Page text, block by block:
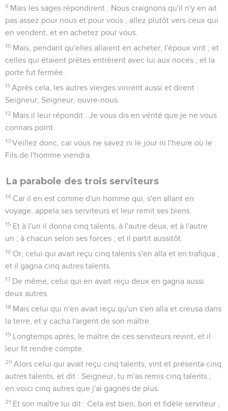
9 Mais les sages répondirent : Nous craignons qu'il n'y en ait
pas assez pour nous et pour vous ; allez plutôt vers ceux qui
en vendent, et en achetez pour vous.
10 Mais, pendant qu'elles allaient en acheter, l'époux vint ; et
celles qui étaient prêtes entrèrent avec lui aux noces ; et la
porte fut fermée.
11 Après cela, les autres vierges vinrent aussi et dirent :
Seigneur, Seigneur, ouvre-nous.
12 Mais il leur répondit : Je vous dis en vérité que je ne vous
connais point.
13 Veillez donc, car vous ne savez ni le jour ni l'heure où le
Fils de l'homme viendra.
La parabole des trois serviteurs
14 Car il en est comme d'un homme qui, s'en allant en
voyage, appela ses serviteurs et leur remit ses biens.
15 Et à l'un il donna cinq talents, à l'autre deux, et à l'autre
un ; à chacun selon ses forces ; et il partit aussitôt.
16 Or, celui qui avait reçu cinq talents s'en alla et en trafiqua ;
et il gagna cinq autres talents.
17 De même, celui qui en avait reçu deux en gagna aussi
deux autres.
18 Mais celui qui n'en avait reçu qu'un s'en alla et creusa dans
la terre, et y cacha l'argent de son maître.
19 Longtemps après, le maître de ces serviteurs revint, et il
leur fit rendre compte.
20 Alors celui qui avait reçu cinq talents, vint et présenta cinq
autres talents, et dit : Seigneur, tu m'as remis cinq talents ;
en voici cinq autres que j'ai gagnés de plus.
21 Et son maître lui dit : Cela est bien, bon et fidèle serviteur ;